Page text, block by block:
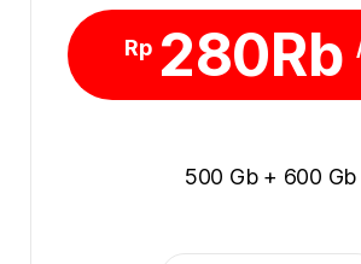
Rp 280Rb
500 Gb + 600 Gb